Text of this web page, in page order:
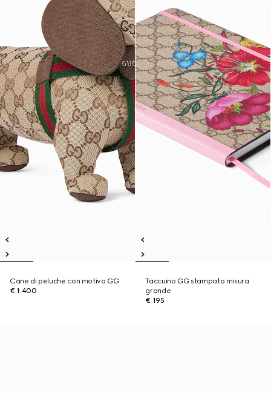
Cane di peluche con motivo GG
€ 1.400
Taccuino GG stampato misura
grande
€ 195